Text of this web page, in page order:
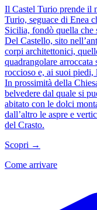
Il Castel Turio prende il
Turio, seguace di Enea
Sicilia, fondò quella che
Del Castello, sito
corpi architettonici,
quadrangolare
roccioso e, ai suoi piedi,
In prossimità della
belvedere dal quale si
abitato con le dolci
dall’altro le aspre e
del Crasto.
Scopri →
Come arrivare